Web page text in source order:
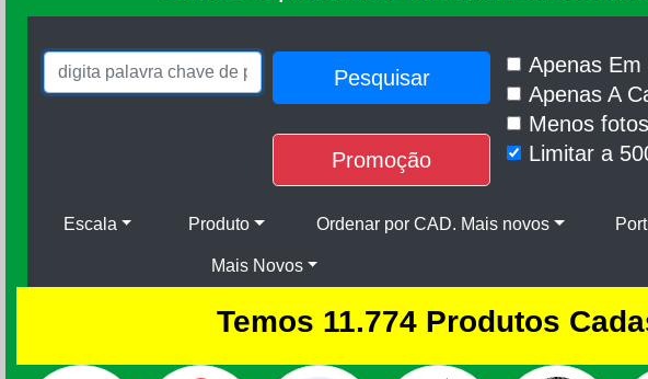
Promoção
Apenas Em
Apenas A
Menos
Limitar a
Escala Produto Ordenar por CAD. Mais novos
Mais Novos
Temos 11.774 Produtos